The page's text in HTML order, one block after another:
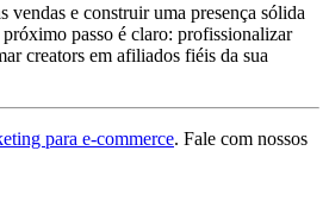
vendas e construir uma presença sólida
passo é claro: profissionalizar
creators em afiliados fiéis da sua
para e-commerce. Fale com nossos